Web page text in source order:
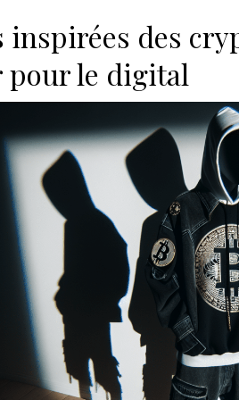
inspirées des
pour le digital